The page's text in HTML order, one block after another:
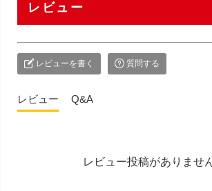
レビュー
レビューを書く 質問する
レビュー Q&A
レビュー投稿がありませ